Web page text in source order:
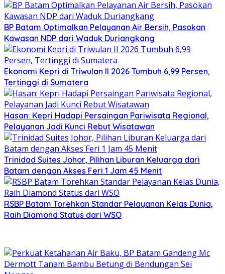
BP Batam Optimalkan Pelayanan Air Bersih, Pasokan
Kawasan NDP dari Waduk Duriangkang
Ekonomi Kepri di Triwulan II 2026 Tumbuh 6,99 Persen,
Tertinggi di Sumatera
Hasan: Kepri Hadapi Persaingan Pariwisata Regional,
Pelayanan Jadi Kunci Rebut Wisatawan
Trinidad Suites Johor, Pilihan Liburan Keluarga dari
Batam dengan Akses Feri 1 Jam 45 Menit
RSBP Batam Torehkan Standar Pelayanan Kelas Dunia,
Raih Diamond Status dari WSO